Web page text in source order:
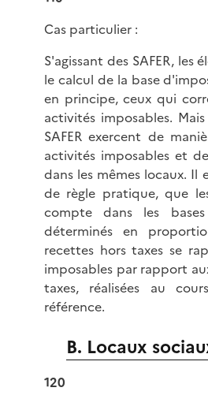
Cas particulier :
S'agissant des SAFER,
le calcul de la base
en principe, ceux qui
activités imposables.
SAFER exercent de
activités imposables et
dans les mêmes locaux.
de règle pratique, que
compte dans les
déterminés en
recettes hors taxes se
imposables par rapport
taxes, réalisées au
référence.
B. Locaux
120